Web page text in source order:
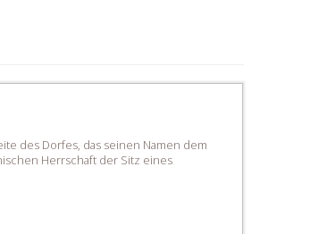
des Dorfes, das seinen Namen dem
Herrschaft der Sitz eines